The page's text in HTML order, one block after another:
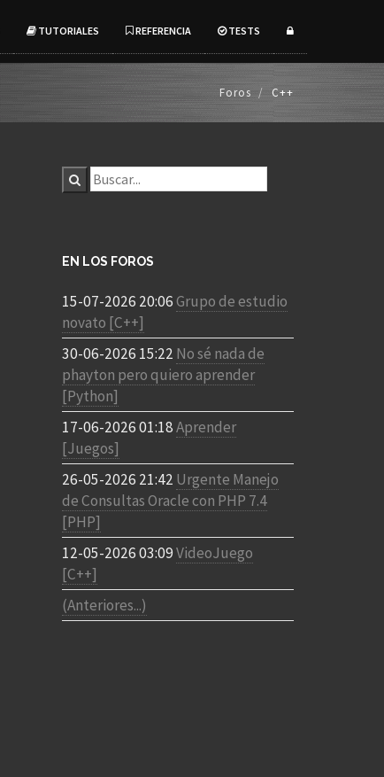
TUTORIALES REFERENCIA TESTS
Foros C++
EN LOS FOROS
15-07-2026 20:06Grupo de estudio
novato [C++]
30-06-2026 15:22 No sé nada de
phayton pero quiero aprender
[Python]
17-06-2026 01:18Aprender
[Juegos]
26-05-2026 21:42 Urgente Manejo
de Consultas Oracle con PHP 7.4
[PHP]
12-05-2026 03:09VideoJuego
[C++]
(Anteriores...)